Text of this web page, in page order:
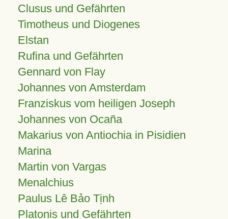
Clusus und Gefährten
Timotheus und Diogenes
Elstan
Rufina und Gefährten
Gennard von Flay
Johannes von Amsterdam
Franziskus vom heiligen Joseph
Johannes von Ocaña
Makarius von Antiochia in Pisidien
Marina
Martin von Vargas
Menalchius
Paulus Lê Bảo Tịnh
Platonis und Gefährten